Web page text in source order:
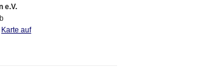
e.V.
Karte auf